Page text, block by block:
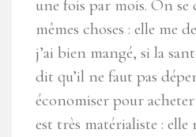
une fois par mois. On
mêmes choses : elle me
j’ai bien mangé, si la
dit qu’il ne faut pas
économiser pour
est très matérialiste : elle